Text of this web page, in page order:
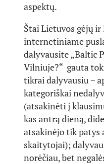
aspektų.
Štai Lietuvos gėjų ir
internetiniame
dalyvausite „Baltic
Vilniuje?“ gauta
tikrai dalyvausiu –
kategoriškai
(atsakinėti į
kas antrą dieną,
atsakinėjo tik
skaitytojai);
norėčiau, bet